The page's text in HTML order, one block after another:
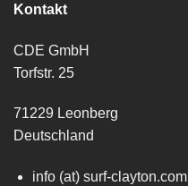
Kontakt
CDE GmbH
Torfstr. 25
71229 Leonberg
Deutschland
info (at) surf-clayton.com